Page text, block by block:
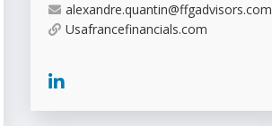
alexandre.quantin@ffgadvisors.com
Usafrancefinancials.com